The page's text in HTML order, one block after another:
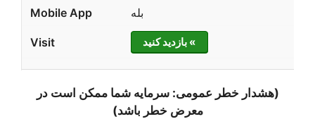
بله
» بازدید کنید
(هشدار خطر عمومی: سرمایه شما ممکن است در
معرض خطر باشد)